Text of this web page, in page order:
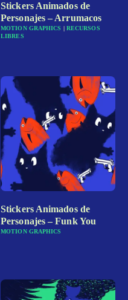
Stickers Animados de
Personajes – Arrumacos
MOTION GRAPHICS | RECURSOS
LIBRES
Stickers Animados de
Personajes – Funk You
MOTION GRAPHICS